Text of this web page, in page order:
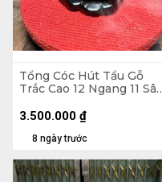
Tổng Cóc Hút Tẩu Gỗ
Trắc Cao 12 Ngang 11 Sâu
8 ngày trước
3.500.000 ₫